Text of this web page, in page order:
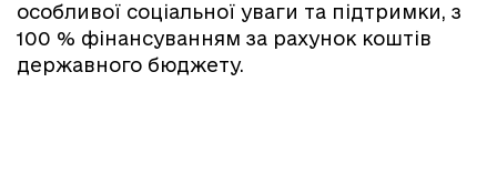
особливої соціальної уваги та підтримки, з
100 % фінансуванням за рахунок коштів
державного бюджету.